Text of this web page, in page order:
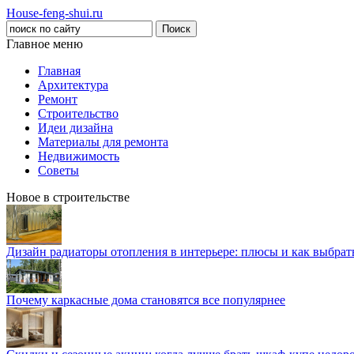
House-feng-shui.ru
Главное меню
Главная
Архитектура
Ремонт
Строительство
Идеи дизайна
Материалы для ремонта
Недвижимость
Советы
Новое в строительстве
Дизайн радиаторы отопления в интерьере: плюсы и как
Почему каркасные дома становятся все популярнее